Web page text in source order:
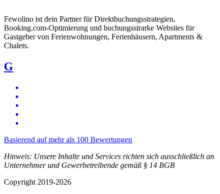
Fewolino ist dein Partner für Direktbuchungsstrategien,
Booking.com-Optimierung und buchungsstrarke Websites für
Gastgeber von Ferienwohnungen, Ferienhäusern, Apartments &
Chalets.
G
Basierend auf mehr als 100 Bewertungen
Hinweis: Unsere Inhalte und Services richten sich ausschließlich an
Unternehmer und Gewerbetreibende gemäß § 14 BGB
Copyright 2019-2026